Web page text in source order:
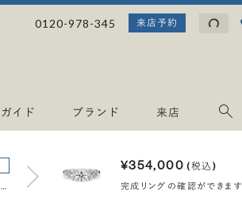
0120-978-345 来店予約 読
ガイド ブランド 来店
PT950 シグナス ダイヤモンド サイドストーン リング 1.0ct
¥354,000(税込)
完成リングの確認ができます